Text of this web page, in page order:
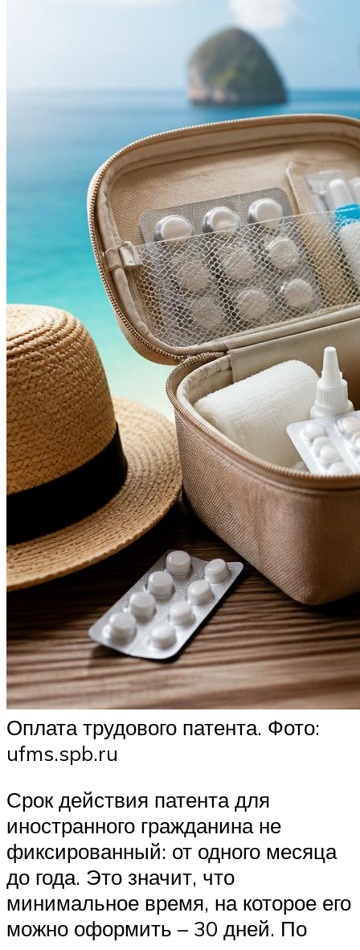
Оплата трудового патента. Фото:
ufms.spb.ru
Срок действия патента для
иностранного гражданина не
фиксированный: от одного месяца
до года. Это значит, что
минимальное время, на которое его
можно оформить – 30 дней. По